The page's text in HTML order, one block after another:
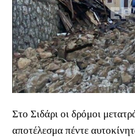
Στο Σιδάρι οι δρόμοι
αποτέλεσμα πέντε